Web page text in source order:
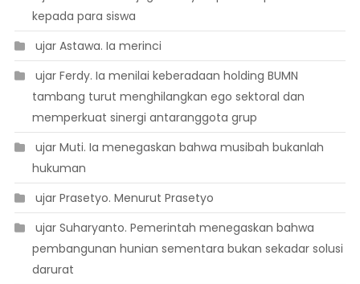
kepada para siswa
 ujar Astawa. Ia merinci
 ujar Ferdy. Ia menilai keberadaan holding BUMN
tambang turut menghilangkan ego sektoral dan
memperkuat sinergi antaranggota grup
 ujar Muti. Ia menegaskan bahwa musibah bukanlah
hukuman
 ujar Prasetyo. Menurut Prasetyo
 ujar Suharyanto. Pemerintah menegaskan bahwa
pembangunan hunian sementara bukan sekadar solusi
darurat